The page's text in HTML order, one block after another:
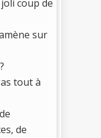
coup de
sur
tout à
de